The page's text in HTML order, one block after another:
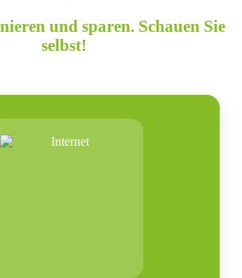
und sparen. Schauen Sie
selbst!